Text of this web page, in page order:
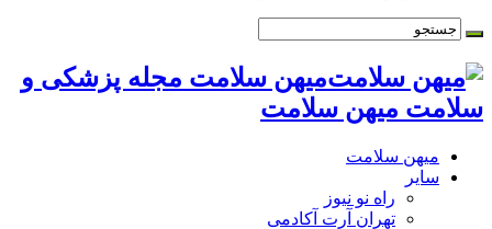
میهن سلامت مجله پزشکی و
سلامت میهن سلامت
میهن سلامت
سایر
راه نو نیوز
تهران آرت آکادمی